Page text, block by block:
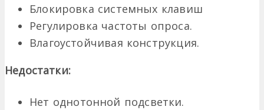
Блокировка системных клавиш
Регулировка частоты опроса.
Влагоустойчивая конструкция.
Недостатки:
Нет однотонной подсветки.